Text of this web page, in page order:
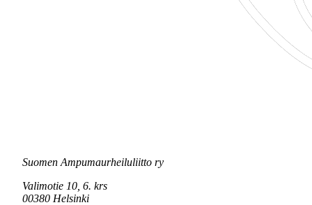
Suomen Ampumaurheiluliitto ry
Valimotie 10, 6. krs
00380 Helsinki